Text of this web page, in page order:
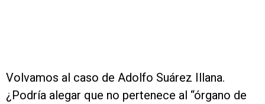
Volvamos al caso de Adolfo Suárez Illana.
¿Podría alegar que no pertenece al “órgano de